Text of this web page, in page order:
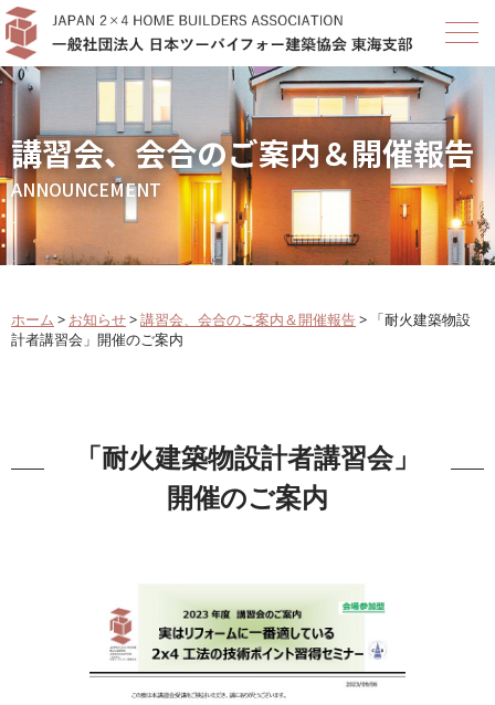
講習会、会合のご案内＆開催報告
ANNOUNCEMENT
ホーム > お知らせ>講習会、会合のご案内＆開催報告> 「耐火建築物設
計者講習会」開催のご案内
「耐火建築物設計者講習会」
開催のご案内